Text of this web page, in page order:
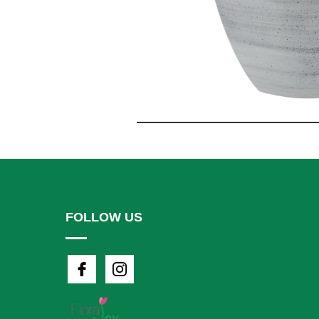
FOLLOW US